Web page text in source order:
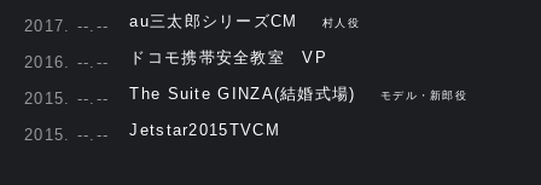
2017. --.-- au三太郎シリーズCM 村人役
2016. --.-- ドコモ携帯安全教室 VP
2015. --.-- The Suite GINZA(結婚式場) モデル・新郎役
2015. --.-- Jetstar2015TVCM